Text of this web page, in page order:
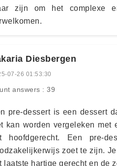
zijn om het complexe
Diesbergen
07-26 01:53:30
answers : 39
pre-dessert is een dessert
kan worden vergeleken met
hoofdgerecht. Een pre-
zoet te zijn.
laatste hartige gerecht en de